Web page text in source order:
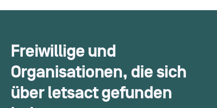
Freiwillige und
Organisationen, die sich
überletsactgefunden